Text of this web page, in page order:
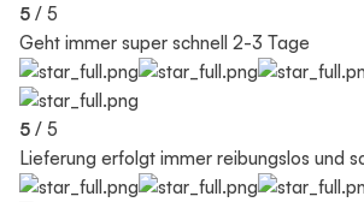
5 / 5
Geht immer super schnell 2-3 Tage
5 / 5
Lieferung erfolgt immer reibungslos und